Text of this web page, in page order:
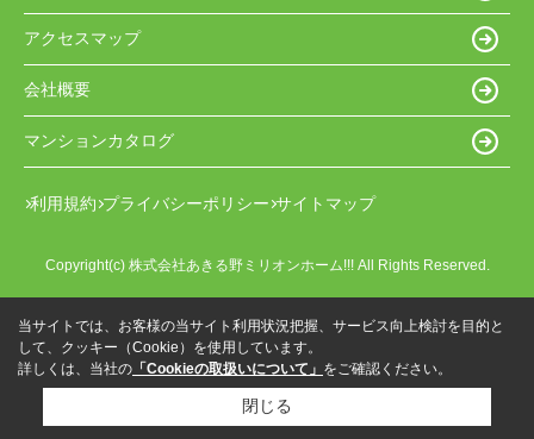
アクセスマップ
会社概要
マンションカタログ
利用規約 プライバシーポリシー サイトマップ
Copyright(c) 株式会社あきる野ミリオンホーム!!! All Rights Reserved.
当サイトでは、お客様の当サイト利用状況把握、サービス向上検討を目的と
して、クッキー（Cookie）を使用しています。
詳しくは、当社の 「Cookieの取扱いについて」 をご確認ください。
閉じる